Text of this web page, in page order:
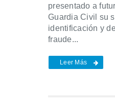
presentado a
Guardia Civil su
identificación y
fraude...
Leer Más